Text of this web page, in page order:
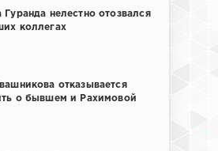
Гуранда нелестно отозвался
коллегах
отказывается
о бывшем и Рахимовой